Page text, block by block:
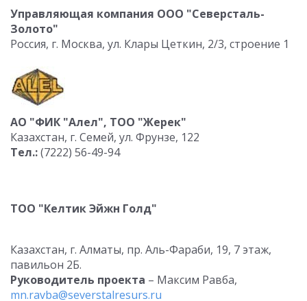
Управляющая компания ООО "Северсталь-
Золото"
Россия, г. Москва, ул. Клары Цеткин, 2/3, строение 1
АО "ФИК "Алел", ТОО "Жерек"
Казахстан, г. Семей, ул. Фрунзе, 122
Тел.:(7222) 56-49-94
ТОО "Келтик Эйжн Голд"
Казахстан, г. Алматы, пр. Аль-Фараби, 19, 7 этаж,
павильон 2Б.
Руководитель проекта – Максим Равба,
mn.ravba@severstalresurs.ru